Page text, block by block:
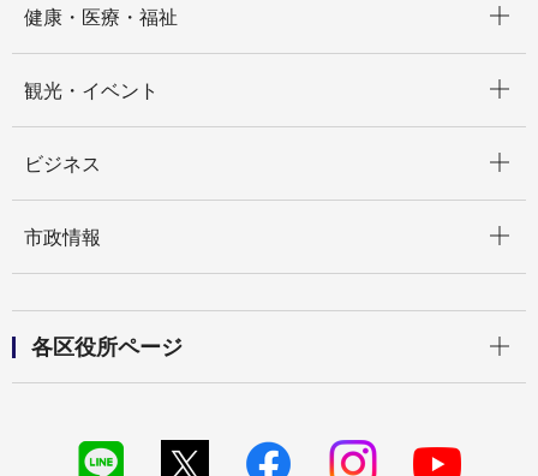
健康・医療・福祉
観光・イベント
ビジネス
市政情報
各区役所ページ